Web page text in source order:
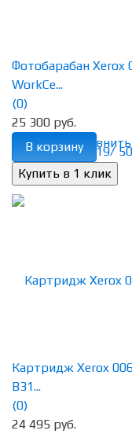
избранное сравнить
Фотобарабан Xerox
WorkCe...
(0)
25 300 руб.
В корзину
Картридж Xerox
B31...
(0)
24 495 руб.